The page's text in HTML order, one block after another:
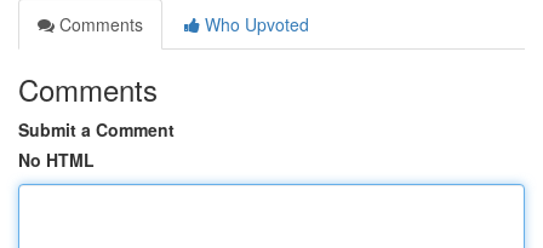
Comments
Who Upvoted
Comments
Submit a Comment
No HTML